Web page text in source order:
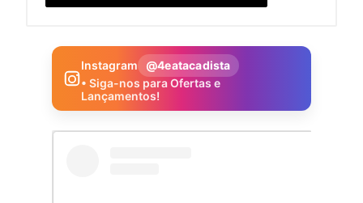
Instagram
@4eatacadista
• Siga-nos para Ofertas e
Lançamentos!